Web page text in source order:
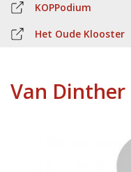
KOPPodium
Het Oude Klooster
Van